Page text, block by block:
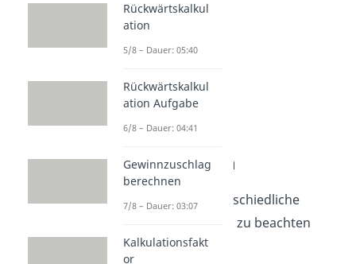
Bezugskosten
Auch gibt es unterschiedliche
, die zu beachten
sind:
Rückwärtskalkul
ation
5/8 – Dauer: 05:40
Rückwärtskalkul
ation Aufgabe
6/8 – Dauer: 04:41
Gewinnzuschlag
berechnen
7/8 – Dauer: 03:07
Kalkulationsfakt
or